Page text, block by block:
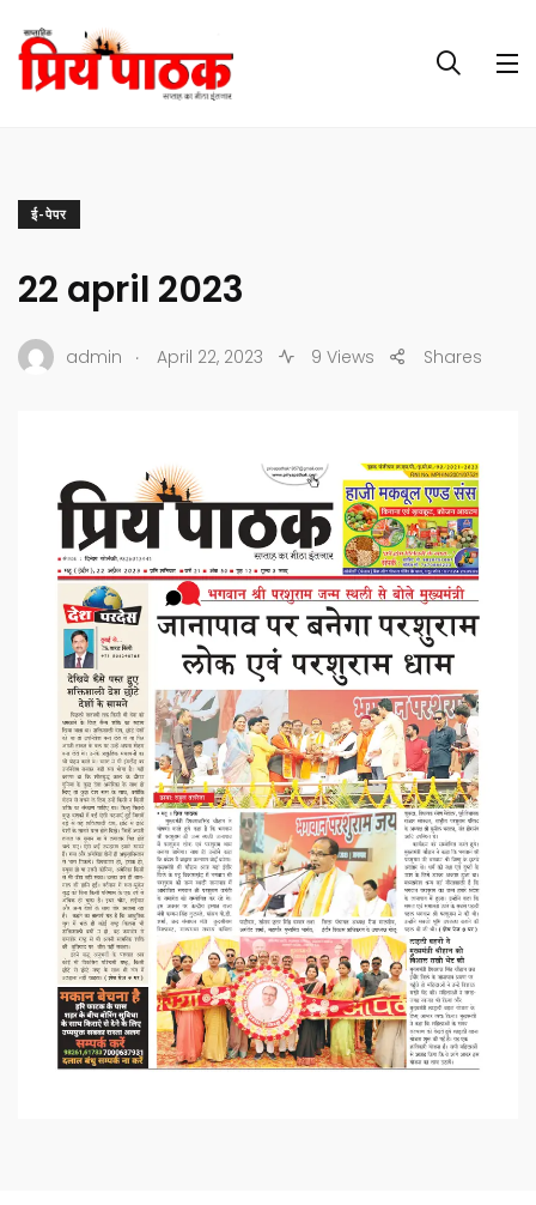
ई-पेपर
22 april 2023
admin . April 22, 2023 9 Views Shares